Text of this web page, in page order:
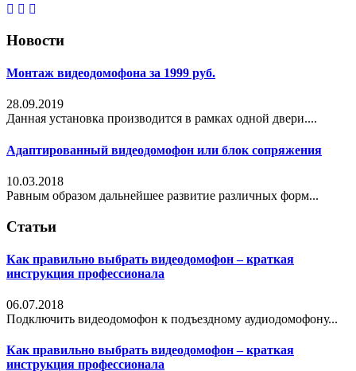
Новости
Монтаж видеодомофона за 1999 руб.
28.09.2019
Данная установка производится в рамках одной двери....
Адаптированный видеодомофон или блок сопряжения
10.03.2018
Равным образом дальнейшее развитие различных форм...
Статьи
Как правильно выбрать видеодомофон – краткая
инструкция профессионала
06.07.2018
Подключить видеодомофон к подъездному аудиодомофону...
Как правильно выбрать видеодомофон – краткая
инструкция профессионала